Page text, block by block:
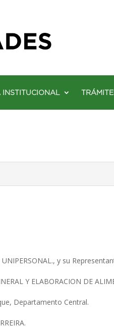
INSTITUCIONAL
UNIPERSONAL., y su
Y ELABORACION DE
Departamento Central.